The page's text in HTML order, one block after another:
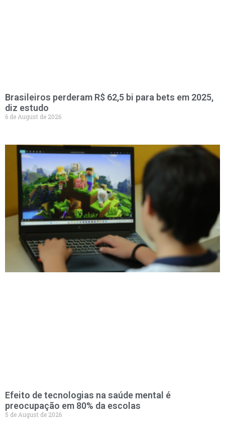
Brasileiros perderam R$ 62,5 bi para bets em 2025,
diz estudo
6 de August de 2026
Efeito de tecnologias na saúde mental é
preocupação em 80% da escolas
5 de August de 2026